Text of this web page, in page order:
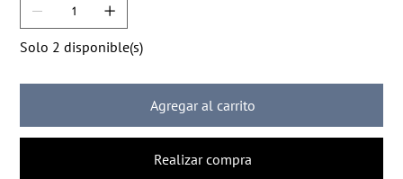
Solo 2 disponible(s)
Agregar al carrito
Realizar compra